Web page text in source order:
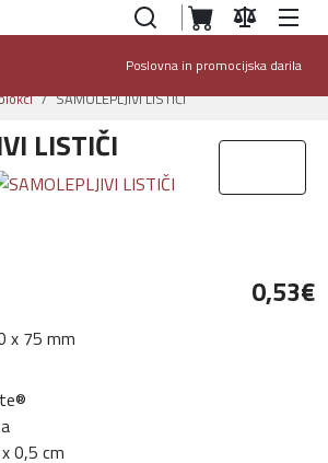
Poslovna in promocijska darila
SAMOLEPLJIVI LISTIČI
LISTIČI
0,53‎€
x 75 mm
0,5 cm